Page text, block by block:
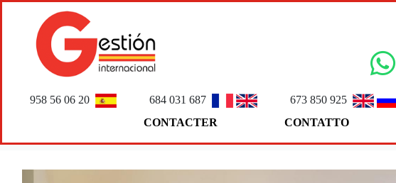
958 56 06 20
684 031 687
CONTACTER
673 850 925
CONTATTO